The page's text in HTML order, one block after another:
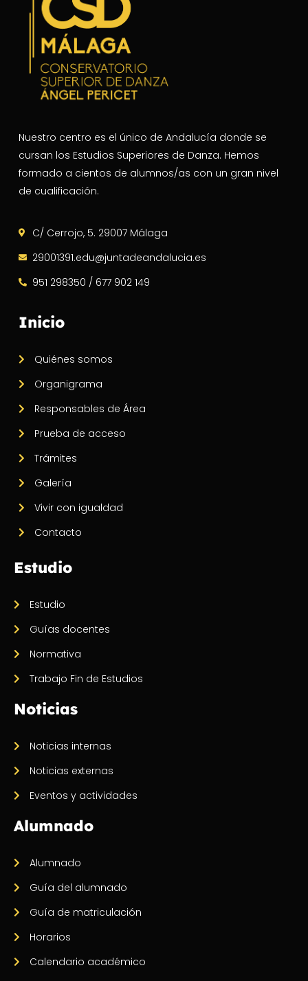
Nuestro centro es el único de Andalucía donde se
cursan los Estudios Superiores de Danza. Hemos
formado a cientos de alumnos/as con un gran nivel
de cualificación.
C/ Cerrojo, 5. 29007 Málaga
29001391.edu@juntadeandalucia.es
951 298350 / 677 902 149
Inicio
Quiénes somos
Organigrama
Responsables de Área
Prueba de acceso
Trámites
Galería
Vivir con igualdad
Contacto
Estudio
Estudio
Guías docentes
Normativa
Trabajo Fin de Estudios
Noticias
Noticias internas
Noticias externas
Eventos y actividades
Alumnado
Alumnado
Guía del alumnado
Guía de matriculación
Horarios
Calendario académico